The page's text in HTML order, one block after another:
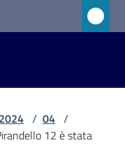
2024 / 04 /
12 è stata